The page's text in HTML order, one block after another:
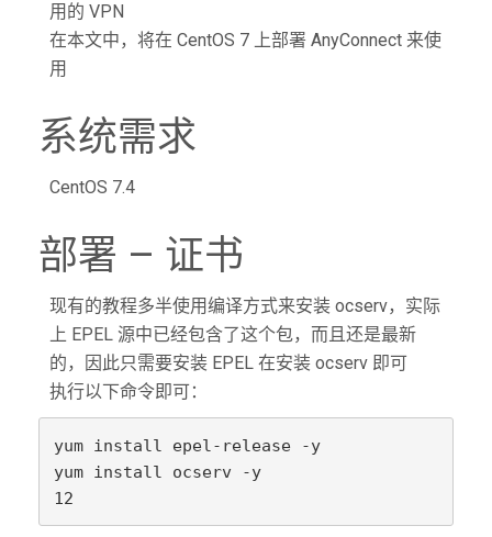
用的 VPN
在本文中，将在 CentOS 7 上部署 AnyConnect 来使
用
系统需求
CentOS 7.4
部署 – 证书
现有的教程多半使用编译方式来安装 ocserv，实际
上 EPEL 源中已经包含了这个包，而且还是最新
的，因此只需要安装 EPEL 在安装 ocserv 即可
执行以下命令即可：
yum install epel-release -y
yum install ocserv -y